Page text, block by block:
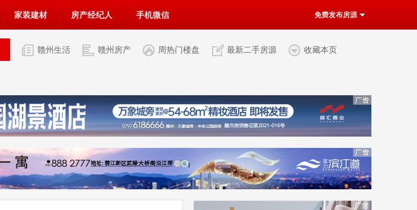
家装建材 房产经纪人 手机微信 免费发布房源
赣州生活 赣州房产 周热门楼盘 最新二手房源 收藏本页